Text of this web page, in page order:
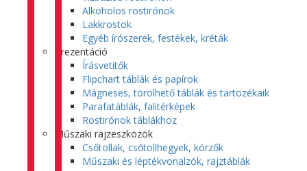
Alkoholos rostirónok
Lakkrostok
Egyéb írószerek, festékek, kréták
Prezentáció
Írásvetítők
Flipchart táblák és papírok
Mágneses, törölhető táblák és tartozékaik
Parafatáblák, falitérképek
Rostirónok táblákhoz
Műszaki rajzeszközök
Csőtollak, csőtollhegyek, körzők
Műszaki és léptékvonalzók, rajztáblák